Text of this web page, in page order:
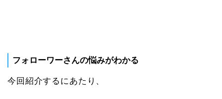
フォローワーさんの悩みがわかる
今回紹介するにあたり、